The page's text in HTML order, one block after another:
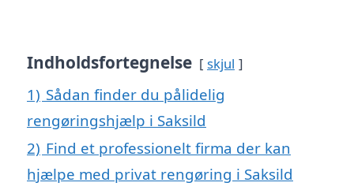
Indholdsfortegnelse skjul
1) Sådan finder du pålidelig
rengøringshjælp i Saksild
2) Find et professionelt firma der kan
hjælpe med privat rengøring i Saksild